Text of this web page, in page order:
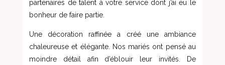
partenaires de talent à votre service dont j’ai eu le
bonheur de faire partie.
Une décoration raffinée a créé une ambiance
chaleureuse et élégante. Nos mariés ont pensé au
moindre détail afin d’éblouir leur invités. De